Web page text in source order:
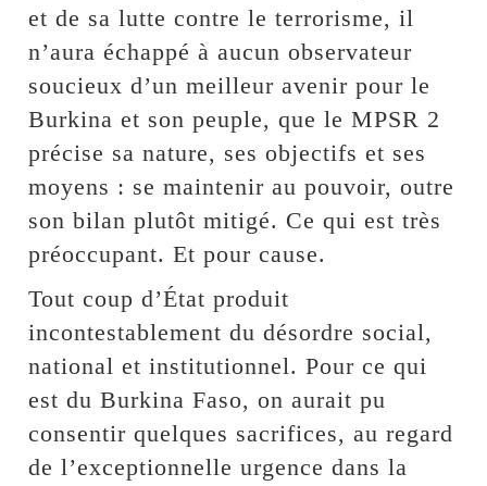
et de sa lutte contre le terrorisme, il
n’aura échappé à aucun observateur
soucieux d’un meilleur avenir pour le
Burkina et son peuple, que le MPSR 2
précise sa nature, ses objectifs et ses
moyens : se maintenir au pouvoir, outre
son bilan plutôt mitigé. Ce qui est très
préoccupant. Et pour cause.
Tout coup d’État produit
incontestablement du désordre social,
national et institutionnel. Pour ce qui
est du Burkina Faso, on aurait pu
consentir quelques sacrifices, au regard
de l’exceptionnelle urgence dans la